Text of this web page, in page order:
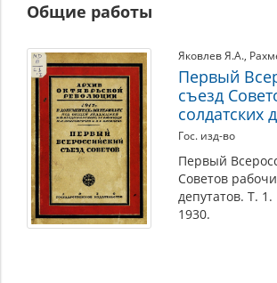
Чхеидзе (подробнее см.
министров-социалистов в
«революционную войну» без аннексий
Против выступила партия
назвал эсеров и меньшевиков
призвал передать всю власть советам.
историческая традиция приписывает
произнесение на съезде крылатой
партия». Во время съезда состоялась
организованная Съездом Советов,
вопреки ожиданиям, под
Общие работы
Яковлев Я.А.,
Первый
съезд
солдатских
Гос. изд-во
Первый
Советов
депутатов. Т. 1.
1930.